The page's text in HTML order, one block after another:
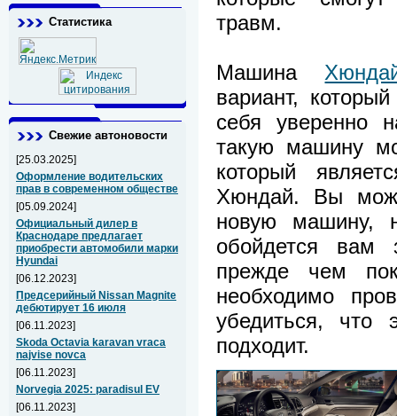
Статистика
Свежие автоновости
[25.03.2025]
Оформление водительских
прав в современном обществе
[05.09.2024]
Официальный дилер в
Краснодаре предлагает
приобрести автомобили марки
Hyundai
[06.12.2023]
Предсерийный Nissan Magnite
дебютирует 16 июля
[06.11.2023]
Skoda Octavia karavan vraca
najvise novca
[06.11.2023]
Norvegia 2025: paradisul EV
[06.11.2023]
травм.
Машина
вариант,
себя уверенно
такую машину
который
Хюндай. Вы
новую машину,
обойдется вам
прежде чем
необходимо
убедиться, что
подходит.